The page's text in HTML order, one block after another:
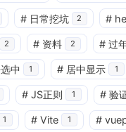
# 日常挖坑 2 #
2 # 资料 2 # 过
中 1 # 居中显示 1
# JS正则 1 # 验
1 # Vite 1 #